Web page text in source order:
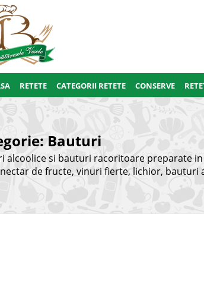
RETETE CATEGORII RETETE CONSERVE
Bauturi
alcoolice si bauturi racoritoare preparate in
de fructe, vinuri fierte, lichior, bauturi